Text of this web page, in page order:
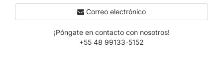
Correo electrónico
¡Póngate en contacto con nosotros!
+55 48 99133-5152